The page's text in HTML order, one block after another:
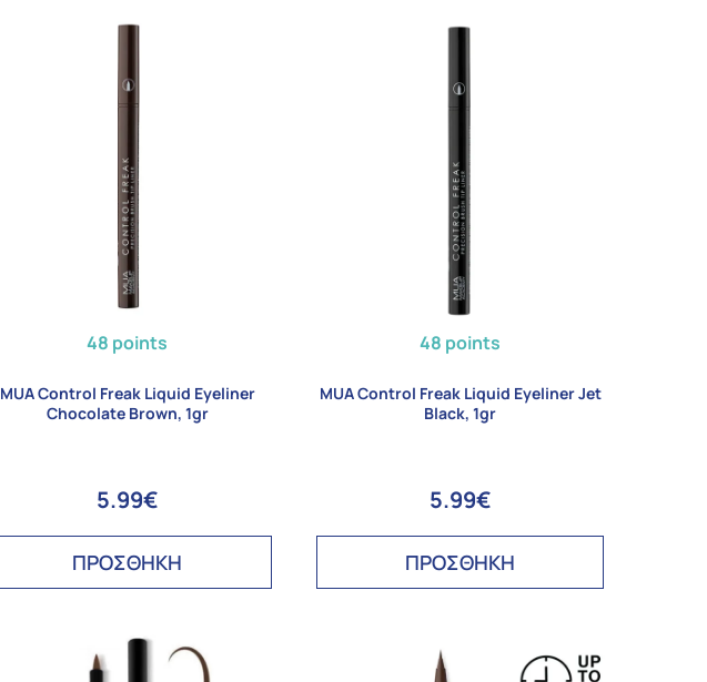
48 points
MUA Control Freak Liquid Eyeliner
Chocolate Brown, 1gr
5.99€
ΠΡΟΣΘΗΚΗ
48 points
MUA Control Freak Liquid Eyeliner Jet
Black, 1gr
5.99€
ΠΡΟΣΘΗΚΗ